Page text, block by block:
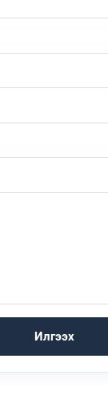
Илгээх